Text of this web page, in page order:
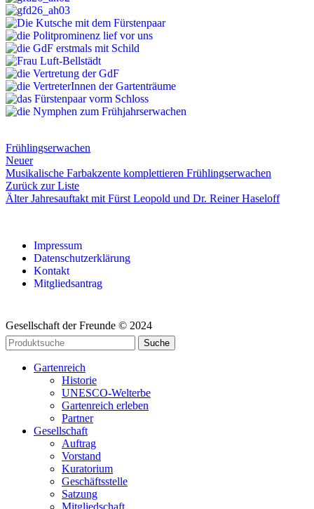
Frühlingserwachen
Neuer
Musikalische Farbakzente komplettieren Frühlingserwachen
Zurück zur Liste
Älter Jahresauftakt mit Fürst Leopold und Dr. Reiner Haseloff
Impressum
Datenschutzerklärung
Kontakt
Mitgliedsantrag
Gesellschaft der Freunde © 2024
Suche
Gartenreich
Historie
UNESCO-Welterbe
Gartenreich erleben
Partner
Gesellschaft
Auftrag
Vorstand
Kuratorium
Geschäftsstelle
Satzung